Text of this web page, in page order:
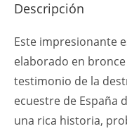
Descripción
Este impresionante
elaborado en
testimonio de la
ecuestre de España
una rica historia,